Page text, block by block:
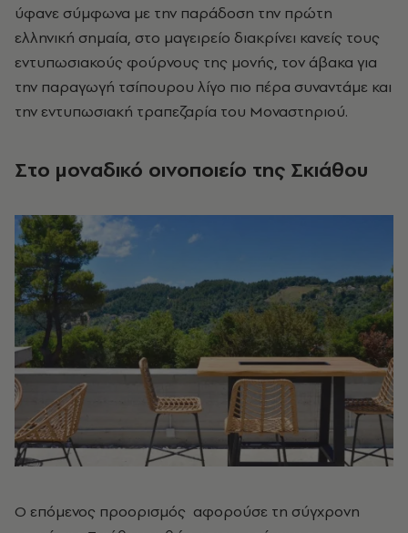
ύφανε σύμφωνα με την παράδοση την πρώτη
ελληνική σημαία, στο μαγειρείο διακρίνει κανείς τους
εντυπωσιακούς φούρνους της μονής, τον άβακα για
την παραγωγή τσίπουρου λίγο πιο πέρα συναντάμε και
την εντυπωσιακή τραπεζαρία του Μοναστηριού.
Στο μοναδικό οινοποιείο της Σκιάθου
Ο επόμενος προορισμός αφορούσε τη σύγχρονη